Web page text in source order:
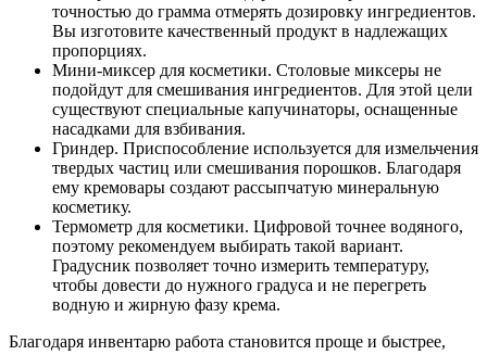
точностью до грамма отмерять дозировку ингредиентов.
Вы изготовите качественный продукт в надлежащих
пропорциях.
Мини-миксер для косметики. Столовые миксеры не
подойдут для смешивания ингредиентов. Для этой цели
существуют специальные капучинаторы, оснащенные
насадками для взбивания.
Гриндер. Приспособление используется для измельчения
твердых частиц или смешивания порошков. Благодаря
ему кремовары создают рассыпчатую минеральную
косметику.
Термометр для косметики. Цифровой точнее водяного,
поэтому рекомендуем выбирать такой вариант.
Градусник позволяет точно измерить температуру,
чтобы довести до нужного градуса и не перегреть
водную и жирную фазу крема.
Благодаря инвентарю работа становится проще и быстрее,